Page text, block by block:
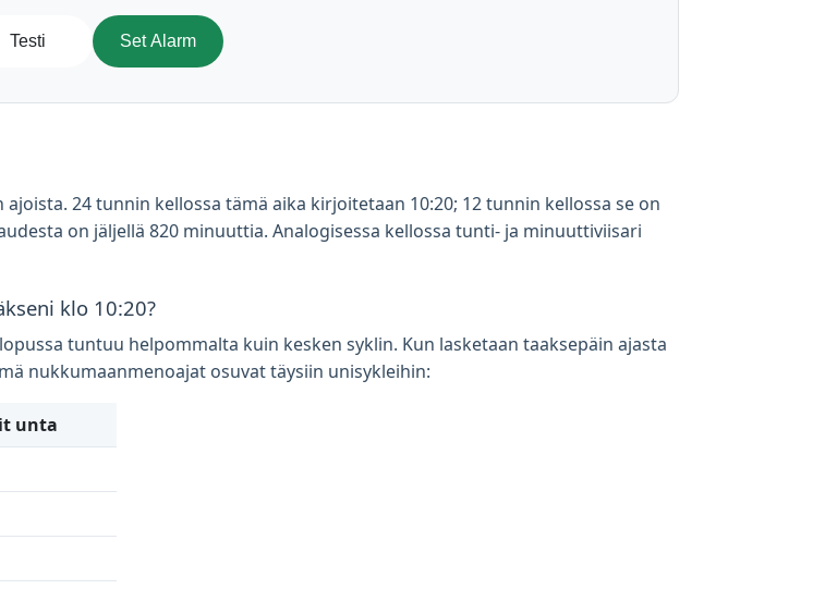
Testi Set Alarm
24 tunnin kellossa tämä aika kirjoitetaan 10:20; 12 tunnin kellossa se on
on jäljellä 820 minuuttia. Analogisessa kellossa tunti- ja minuuttiviisari
klo 10:20?
tuntuu helpommalta kuin kesken syklin. Kun lasketaan taaksepäin ajasta
nukkumaanmenoajat osuvat täysiin unisykleihin:
unta